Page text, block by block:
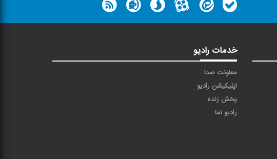
خدمات رادیو
معاونت صدا
اپلیکیشن رادیو
پخش زنده
رادیو نما